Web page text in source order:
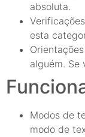
absoluta.
esta
alguém. Se
Modos de
modo de